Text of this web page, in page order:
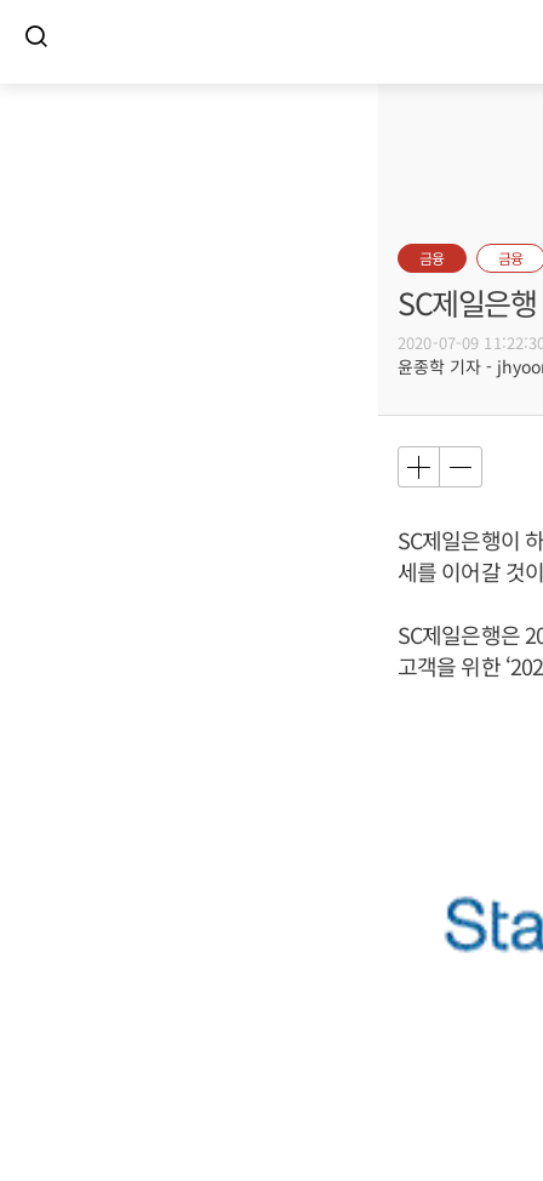
금융 금융
SC제일은
2020-07-09
윤종학 기자 -
SC제일은행이
세를 이어갈 것
SC제일은행은
고객을 위한